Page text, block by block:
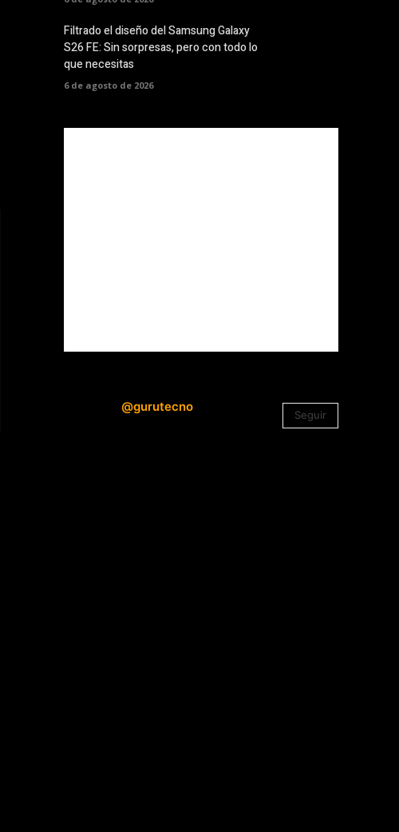
Filtrado el diseño del Samsung Galaxy
S26 FE: Sin sorpresas, pero con todo lo
que necesitas
6 de agosto de 2026
@gurutecno
Seguir